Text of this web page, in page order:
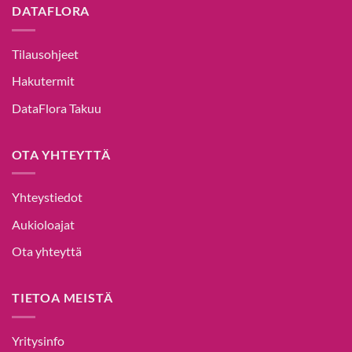
DATAFLORA
Tilausohjeet
Hakutermit
DataFlora Takuu
OTA YHTEYTTÄ
Yhteystiedot
Aukioloajat
Ota yhteyttä
TIETOA MEISTÄ
Yritysinfo